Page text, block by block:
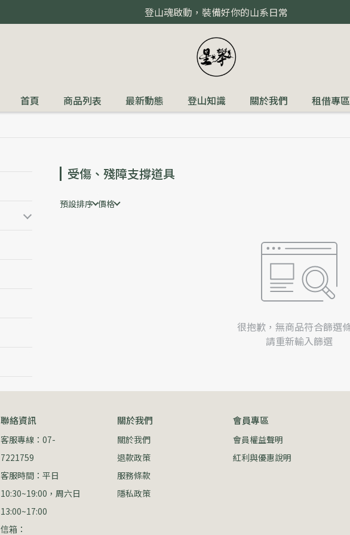
登山魂啟動，裝備好你的山系日常
首頁 商品列表 最新動態 登山知識 關於我們 租借專區
受傷、殘障支撐道具
預設排序 價格
很抱歉，無商品符合篩選
請重新輸入篩選
聯絡資訊
客服專線：07-
7221759
客服時間：平日
10:30~19:00，周六日
13:00~17:00
信箱：
關於我們
關於我們
退款政策
服務條款
隱私政策
會員專區
會員權益聲明
紅利與優惠說明